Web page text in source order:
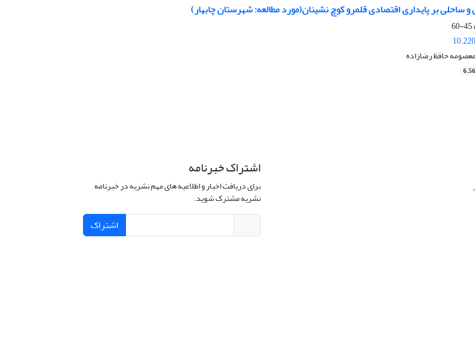
بر پایداری اقتصادی قلمرو کوچ ­نشینان(مورد مطالعه: شهرستان چابهار)
45-60
حافظ رضازاده
اشتراک خبرنامه
برای دریافت اخبار و اطلاعیه های مهم نشریه در خبرنامه
نشریه مشترک شوید.
اشتراک